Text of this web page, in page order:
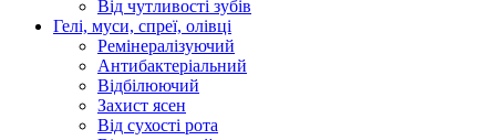
Від чутливості зубів
Гелі, муси, спреї, олівці
Ремінералізуючий
Антибактеріальний
Відбілюючий
Захист ясен
Від сухості рота